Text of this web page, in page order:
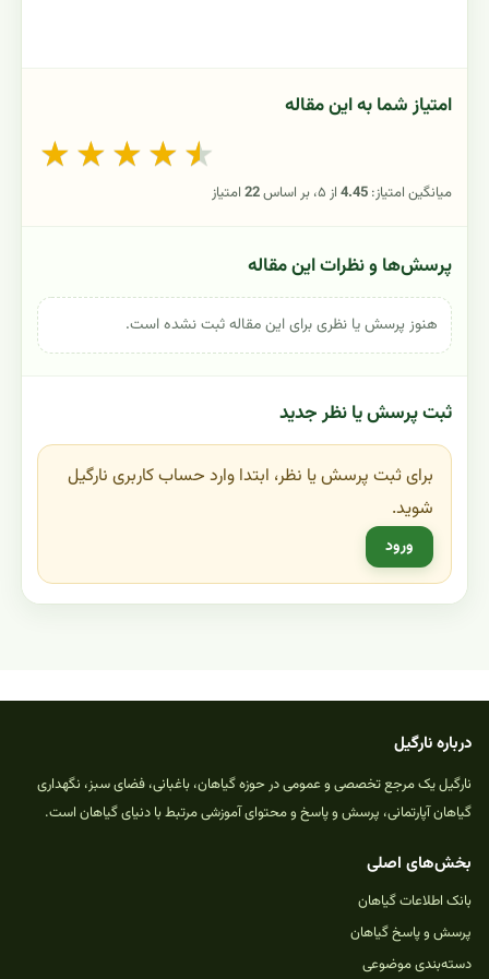
امتیاز شما به این مقاله
★ ★ ★ ★ ★
میانگین امتیاز: 4.45از ۵، بر اساس 22امتیاز
پرسش‌ها و نظرات این مقاله
هنوز پرسش یا نظری برای این مقاله ثبت نشده است.
ثبت پرسش یا نظر جدید
برای ثبت پرسش یا نظر، ابتدا وارد حساب کاربری نارگیل
شوید.
ورود
درباره نارگیل
نارگیل یک مرجع تخصصی و عمومی در حوزه گیاهان، باغبانی، فضای سبز، نگهداری
گیاهان آپارتمانی، پرسش و پاسخ و محتوای آموزشی مرتبط با دنیای گیاهان است.
بخش‌های اصلی
بانک اطلاعات گیاهان
پرسش و پاسخ گیاهان
دسته‌بندی موضوعی